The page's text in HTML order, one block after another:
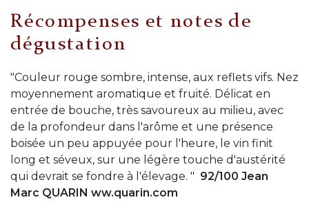
Récompenses et notes de
dégustation
"Couleur rouge sombre, intense, aux reflets vifs. Nez
moyennement aromatique et fruité. Délicat en
entrée de bouche, très savoureux au milieu, avec
de la profondeur dans l'arôme et une présence
boisée un peu appuyée pour l'heure, le vin finit
long et séveux, sur une légère touche d'austérité
qui devrait se fondre à l'élevage. " 92/100 Jean
Marc QUARIN ww.quarin.com